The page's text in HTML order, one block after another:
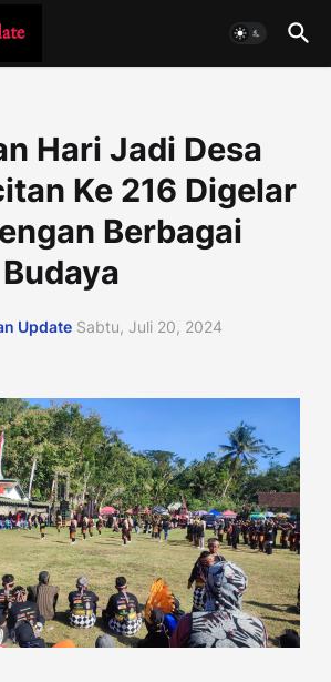
Hari Jadi Desa
Ke 216 Digelar
Berbagai
Update Sabtu, Juli 20, 2024